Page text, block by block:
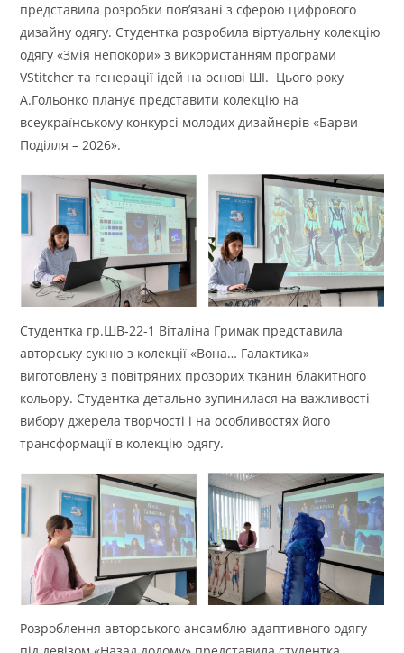
представила розробки пов’язані з сферою цифрового
дизайну одягу. Студентка розробила віртуальну колекцію
одягу «Змія непокори» з використанням програми
VStitcher та генерації ідей на основі ШІ. Цього року
А.Гольонко планує представити колекцію на
всеукраїнському конкурсі молодих дизайнерів «Барви
Поділля – 2026».
Студентка гр.ШВ-22-1 Віталіна Гримак представила
авторську сукню з колекції «Вона… Галактика»
виготовлену з повітряних прозорих тканин блакитного
кольору. Студентка детально зупинилася на важливості
вибору джерела творчості і на особливостях його
трансформації в колекцію одягу.
Розроблення авторського ансамблю адаптивного одягу